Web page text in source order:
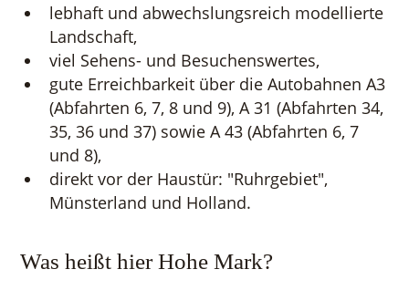
lebhaft und abwechslungsreich modellierte
Landschaft,
viel Sehens- und Besuchenswertes,
gute Erreichbarkeit über die Autobahnen A3
(Abfahrten 6, 7, 8 und 9), A 31 (Abfahrten 34,
35, 36 und 37) sowie A 43 (Abfahrten 6, 7
und 8),
direkt vor der Haustür: "Ruhrgebiet",
Münsterland und Holland.
Was heißt hier Hohe Mark?